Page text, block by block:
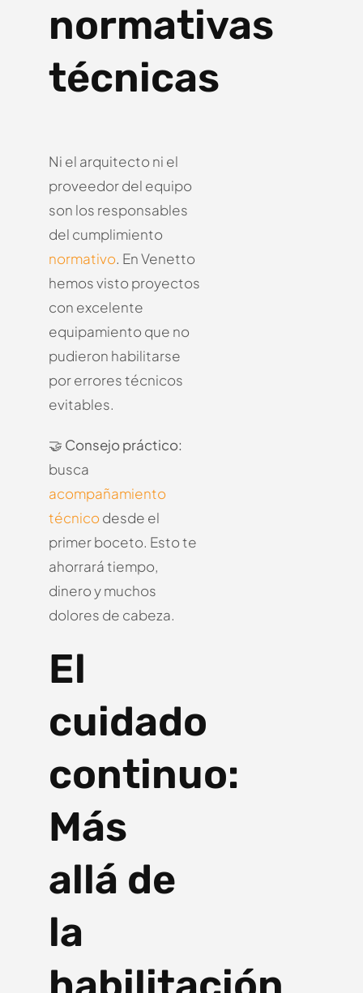
normativas
técnicas
Ni el arquitecto ni el
proveedor del equipo
son los responsables
del cumplimiento
normativo. En Venetto
hemos visto proyectos
con excelente
equipamiento que no
pudieron habilitarse
por errores técnicos
evitables.
🤝 Consejo práctico:
busca
acompañamiento
técnicodesde el
primer boceto. Esto te
ahorrará tiempo,
dinero y muchos
dolores de cabeza.
El
cuidado
continuo:
Más
allá de
la